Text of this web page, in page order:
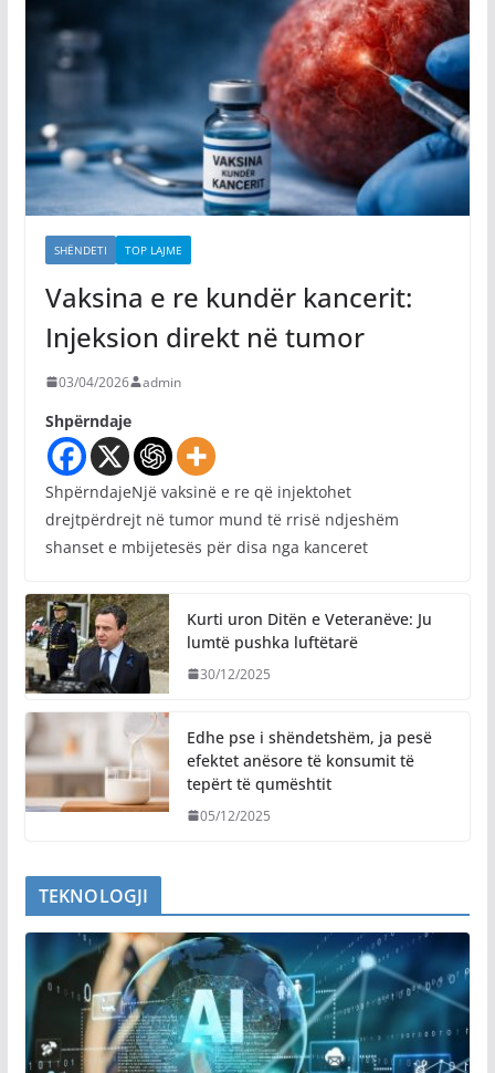
SHËNDETI TOP LAJME
Vaksina e re kundër kancerit:
Injeksion direkt në tumor
03/04/2026 admin
Shpërndaje
ShpërndajeNjë vaksinë e re që injektohet
drejtpërdrejt në tumor mund të rrisë ndjeshëm
shanset e mbijetesës për disa nga kanceret
Kurti uron Ditën e Veteranëve: Ju
lumtë pushka luftëtarë
30/12/2025
Edhe pse i shëndetshëm, ja pesë
efektet anësore të konsumit të
tepërt të qumështit
05/12/2025
TEKNOLOGJI